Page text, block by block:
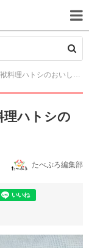
ハトシのおいしい食べ方
理ハトシの
たべぷろ編集部